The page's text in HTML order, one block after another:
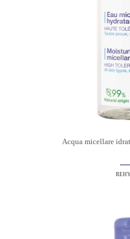
Acqua micellare